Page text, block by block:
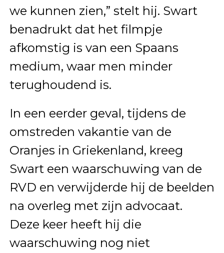
we kunnen zien,” stelt hij. Swart
benadrukt dat het filmpje
afkomstig is van een Spaans
medium, waar men minder
terughoudend is.
In een eerder geval, tijdens de
omstreden vakantie van de
Oranjes in Griekenland, kreeg
Swart een waarschuwing van de
RVD en verwijderde hij de beelden
na overleg met zijn advocaat.
Deze keer heeft hij die
waarschuwing nog niet